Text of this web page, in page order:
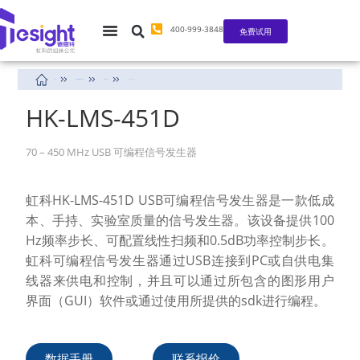
400-999-3848 免费试用
HK-LMS-451D
70 – 450 MHz USB 可编程信号发生器
虹科HK-LMS-451D USB可编程信号发生器是一款低成
本、手持、实验室质量的信号发生器。该设备提供100
Hz频率步长、可配置线性扫频和0.5dB功率控制步长。
虹科可编程信号发生器通过USB连接到PC或自供电集
线器来供电和控制，并且可以通过所包含的图形用户
界面（GUI）软件或通过使用所提供的sdk进行编程。